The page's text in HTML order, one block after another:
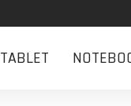
TABLET